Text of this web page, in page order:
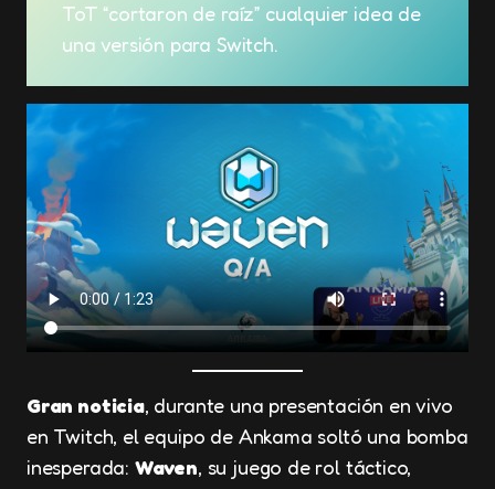
ToT “cortaron de raíz” cualquier idea de
una versión para Switch.
Gran noticia, durante una presentación en vivo
en Twitch, el equipo de Ankama soltó una bomba
inesperada: Waven, su juego de rol táctico,